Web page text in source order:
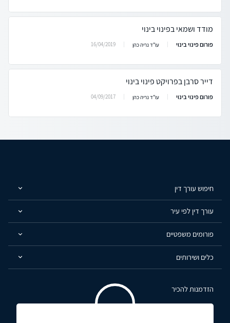
מודד ושמאי בפינוי בינוי
פורום פינוי בינוי עו"ד נריה כהן 16/04/2019
דייר סרבן בפרויקט פינוי בינוי
פורום פינוי בינוי עו"ד נריה כהן 04/09/2017
חיפוש עורך דין
עורך דין לפי עיר
פורומים משפטיים
כלים ושירותים
הזדמנות להכיר